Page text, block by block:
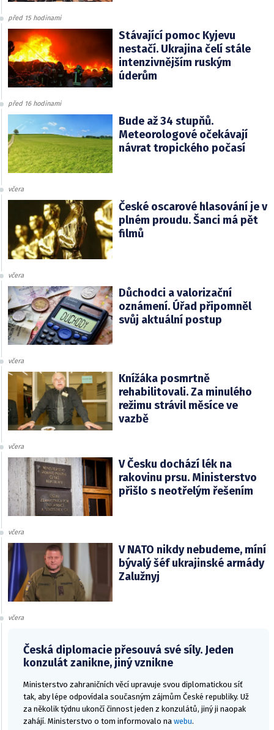
před 15 hodinami
Stávající pomoc Kyjevu
nestačí. Ukrajina čelí stále
intenzivnějším ruským
úderům
před 16 hodinami
Bude až 34 stupňů.
Meteorologové očekávají
návrat tropického počasí
včera
České oscarové hlasování je v
plném proudu. Šanci má pět
filmů
včera
Důchodci a valorizační
oznámení. Úřad připomněl
svůj aktuální postup
včera
Knížáka posmrtně
rehabilitovali. Za minulého
režimu strávil měsíce ve
vazbě
včera
V Česku dochází lék na
rakovinu prsu. Ministerstvo
přišlo s neotřelým řešením
včera
V NATO nikdy nebudeme, míní
bývalý šéf ukrajinské armády
Zalužnyj
včera
Česká diplomacie přesouvá své síly. Jeden
konzulát zanikne, jiný vznikne
Ministerstvo zahraničních věcí upravuje svou diplomatickou síť
tak, aby lépe odpovídala současným zájmům České republiky. Už
za několik týdnu ukončí činnost jeden z konzulátů, jiný ji naopak
zahájí. Ministerstvo o tom informovalo na webu.